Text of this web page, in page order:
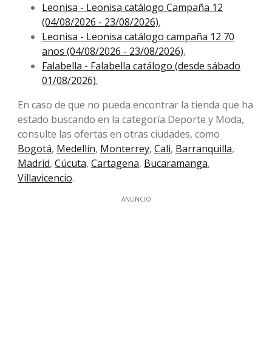
Leonisa - Leonisa catálogo Campaña 12
(04/08/2026 - 23/08/2026),
Leonisa - Leonisa catálogo campaña 12 70
anos (04/08/2026 - 23/08/2026),
Falabella - Falabella catálogo (desde sábado
01/08/2026),
En caso de que no pueda encontrar la tienda que ha
estado buscando en la categoría Deporte y Moda,
consulte las ofertas en otras ciudades, como
Bogotá, Medellín, Monterrey, Cali, Barranquilla,
Madrid, Cúcuta, Cartagena, Bucaramanga,
Villavicencio.
ANUNCIO